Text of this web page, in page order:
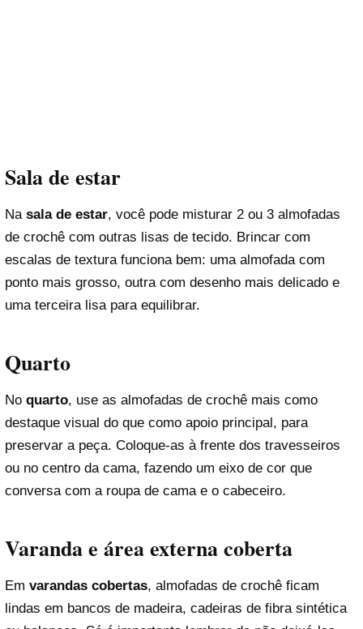
Sala de estar
Na sala de estar, você pode misturar 2 ou 3 almofadas
de crochê com outras lisas de tecido. Brincar com
escalas de textura funciona bem: uma almofada com
ponto mais grosso, outra com desenho mais delicado e
uma terceira lisa para equilibrar.
Quarto
No quarto, use as almofadas de crochê mais como
destaque visual do que como apoio principal, para
preservar a peça. Coloque-as à frente dos travesseiros
ou no centro da cama, fazendo um eixo de cor que
conversa com a roupa de cama e o cabeceiro.
Varanda e área externa coberta
Em varandas cobertas, almofadas de crochê ficam
lindas em bancos de madeira, cadeiras de fibra sintética